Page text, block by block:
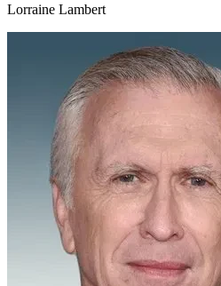
Lorraine Lambert